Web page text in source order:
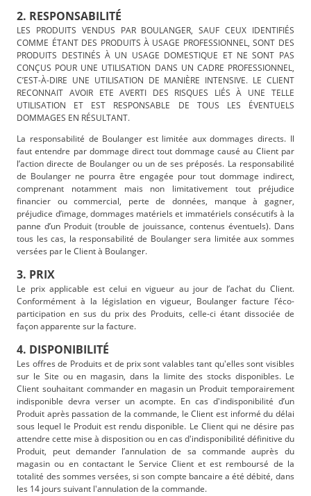
2. RESPONSABILITÉ
LES PRODUITS VENDUS PAR BOULANGER, SAUF CEUX IDENTIFIÉS
COMME ÉTANT DES PRODUITS À USAGE PROFESSIONNEL, SONT DES
PRODUITS DESTINÉS À UN USAGE DOMESTIQUE ET NE SONT PAS
CONÇUS POUR UNE UTILISATION DANS UN CADRE PROFESSIONNEL,
C’EST-À-DIRE UNE UTILISATION DE MANIÈRE INTENSIVE. LE CLIENT
RECONNAIT AVOIR ETE AVERTI DES RISQUES LIÉS À UNE TELLE
UTILISATION ET EST RESPONSABLE DE TOUS LES ÉVENTUELS
DOMMAGES EN RÉSULTANT.
La responsabilité de Boulanger est limitée aux dommages directs. Il
faut entendre par dommage direct tout dommage causé au Client par
l’action directe de Boulanger ou un de ses préposés. La responsabilité
de Boulanger ne pourra être engagée pour tout dommage indirect,
comprenant notamment mais non limitativement tout préjudice
financier ou commercial, perte de données, manque à gagner,
préjudice d’image, dommages matériels et immatériels consécutifs à la
panne d’un Produit (trouble de jouissance, contenus éventuels). Dans
tous les cas, la responsabilité de Boulanger sera limitée aux sommes
versées par le Client à Boulanger.
3. PRIX
Le prix applicable est celui en vigueur au jour de l’achat du Client.
Conformément à la législation en vigueur, Boulanger facture l’éco-
participation en sus du prix des Produits, celle-ci étant dissociée de
façon apparente sur la facture.
4. DISPONIBILITÉ
Les offres de Produits et de prix sont valables tant qu'elles sont visibles
sur le Site ou en magasin, dans la limite des stocks disponibles. Le
Client souhaitant commander en magasin un Produit temporairement
indisponible devra verser un acompte. En cas d'indisponibilité d’un
Produit après passation de la commande, le Client est informé du délai
sous lequel le Produit est rendu disponible. Le Client qui ne désire pas
attendre cette mise à disposition ou en cas d'indisponibilité définitive du
Produit, peut demander l’annulation de sa commande auprès du
magasin ou en contactant le Service Client et est remboursé de la
totalité des sommes versées, si son compte bancaire a été débité, dans
les 14 jours suivant l'annulation de la commande.